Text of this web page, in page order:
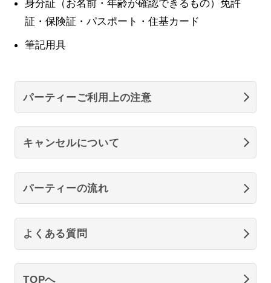
身分証（お名前・年齢が確認できるもの）免許
証・保険証・パスポート・住基カード
筆記用具
パーティーご利用上の注意
キャンセルについて
パーティーの流れ
よくある質問
TOPへ